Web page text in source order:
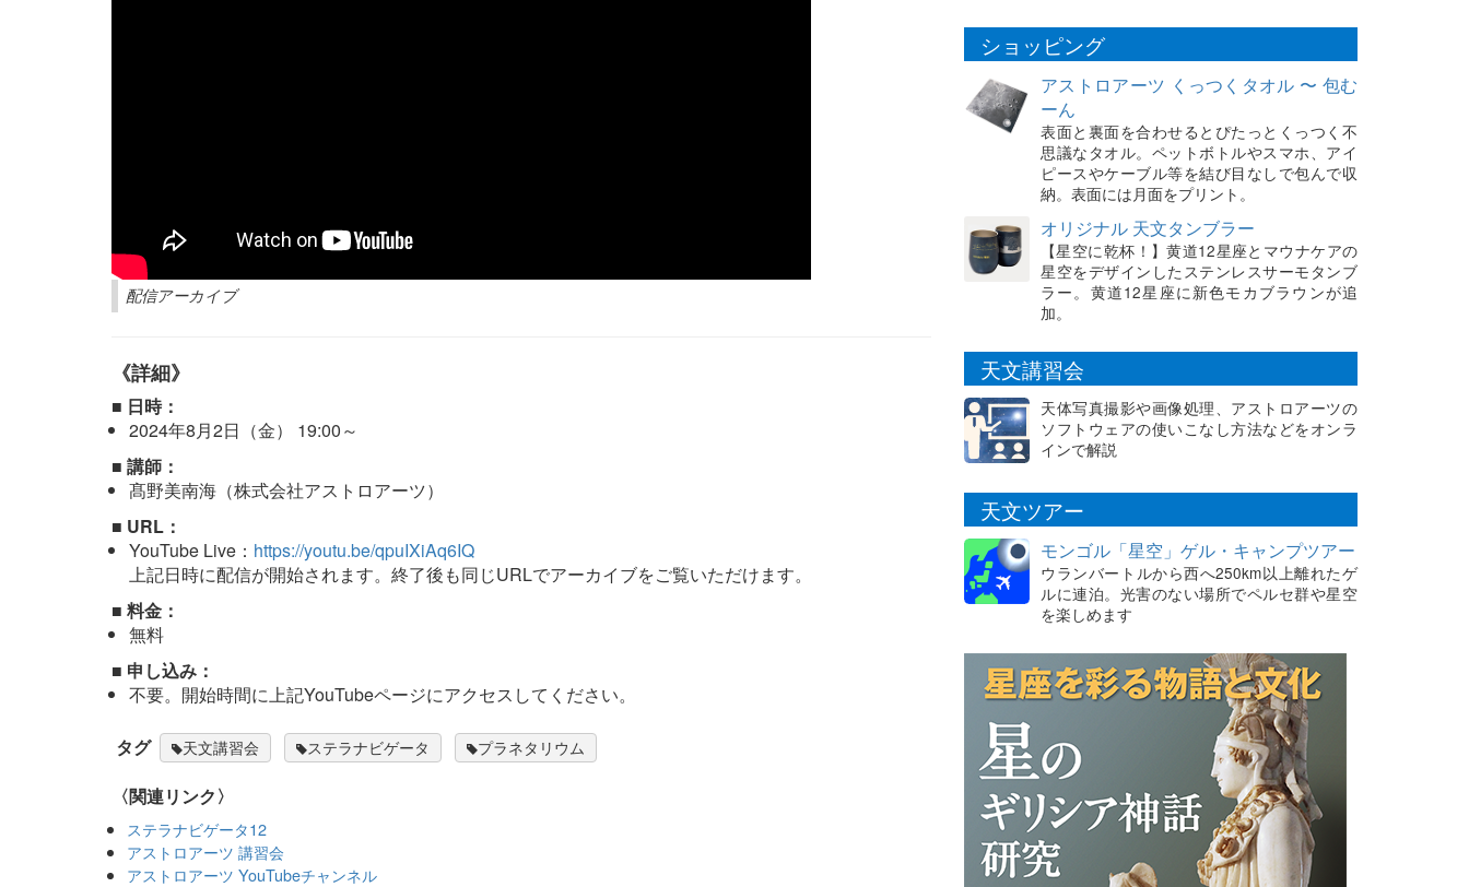
配信アーカイブ
《詳細》
■ 日時：
2024年8月2日（金） 19:00～
■ 講師：
髙野美南海（株式会社アストロアーツ）
■ URL：
YouTube Live： https://youtu.be/qpuIXiAq6IQ
上記日時に配信が開始されます。終了後も同じURLでアーカイブをご覧いただけます。
■ 料金：
無料
■ 申し込み：
不要。開始時間に上記YouTubeページにアクセスしてください。
タグ 天文講習会 ステラナビゲータ プラネタリウム
〈関連リンク〉
ステラナビゲータ12
アストロアーツ 講習会
アストロアーツ YouTubeチャンネル
ショッピング
アストロアーツ くっつくタオル 〜 包む
ーん
表面と裏面を合わせるとぴたっとくっつく不
思議なタオル。ペットボトルやスマホ、アイ
ピースやケーブル等を結び目なしで包んで収
納。表面には月面をプリント。
オリジナル 天文タンブラー
【星空に乾杯！】黄道12星座とマウナケアの
星空をデザインしたステンレスサーモタンブ
ラー。黄道12星座に新色モカブラウンが追
加。
天文講習会
天体写真撮影や画像処理、アストロアーツの
ソフトウェアの使いこなし方法などをオンラ
インで解説
天文ツアー
モンゴル「星空」ゲル・キャンプツアー
ウランバートルから西へ250km以上離れたゲ
ルに連泊。光害のない場所でペルセ群や星空
を楽しめます